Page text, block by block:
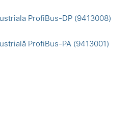
ProfiBus-DP (9413008)
ProfiBus-PA (9413001)